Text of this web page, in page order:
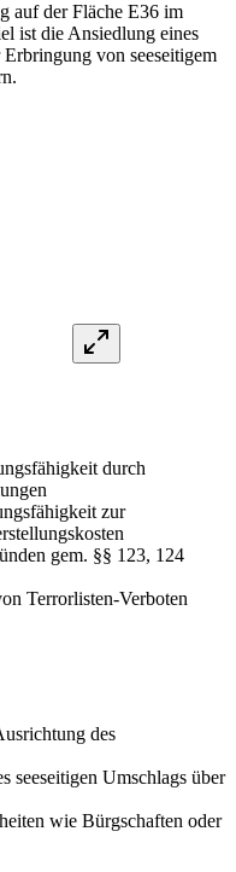
auf der Fläche E36 im
ist die Ansiedlung eines
von seeseitigem
durch
zur
gem. §§ 123, 124
Terrorlisten-Verboten
des
seeseitigen Umschlags über
wie Bürgschaften oder